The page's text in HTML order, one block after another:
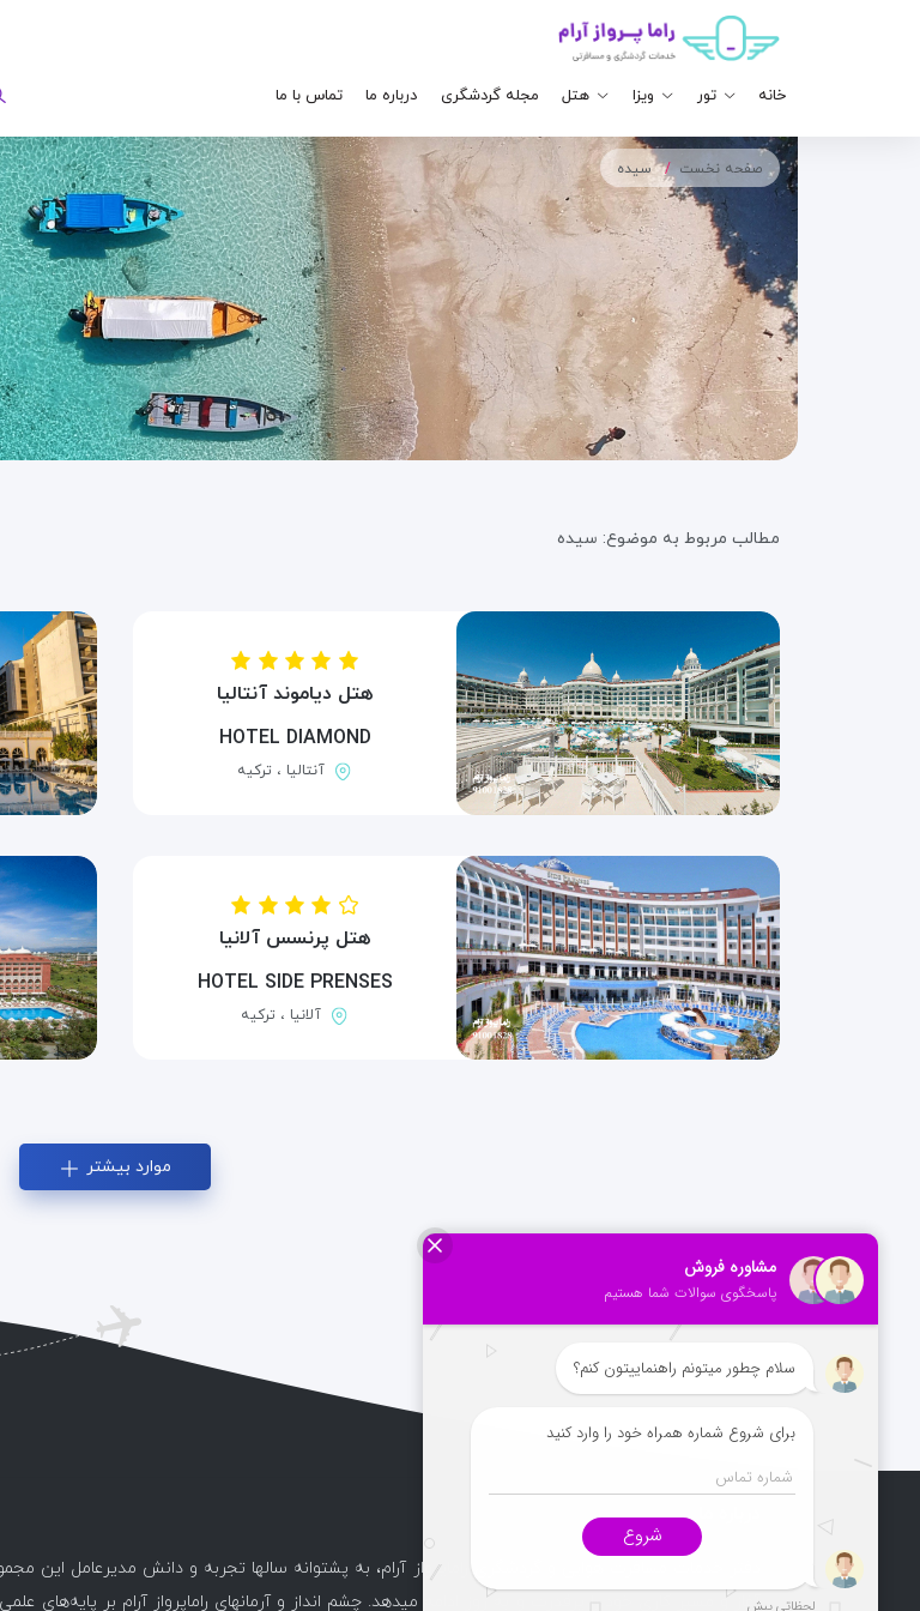
خانه تور ویزا هتل مجله گردشگری درباره ما تماس با ما
صفحه نخست سیده
مطالب مربوط به موضوع: سیده
هتل دیاموند آنتالیا
HOTEL DIAMOND
آنتالیا ، ترکیه
هتل پرنسس آلانیا
HOTEL SIDE PRENSES
آلانیا ، ترکیه
موارد بیشتر
دفتر خدمات مسافرت هوایی و گردشگری راماپرواز آرام، به پشتوانه سالها تجربه و دانش مدیرعامل این
آغاز و مسیر کاری خود را پرقدرت و به روز ادامه میدهد. چشم انداز و آرمانهای راماپرواز آرام بر پایه‌های